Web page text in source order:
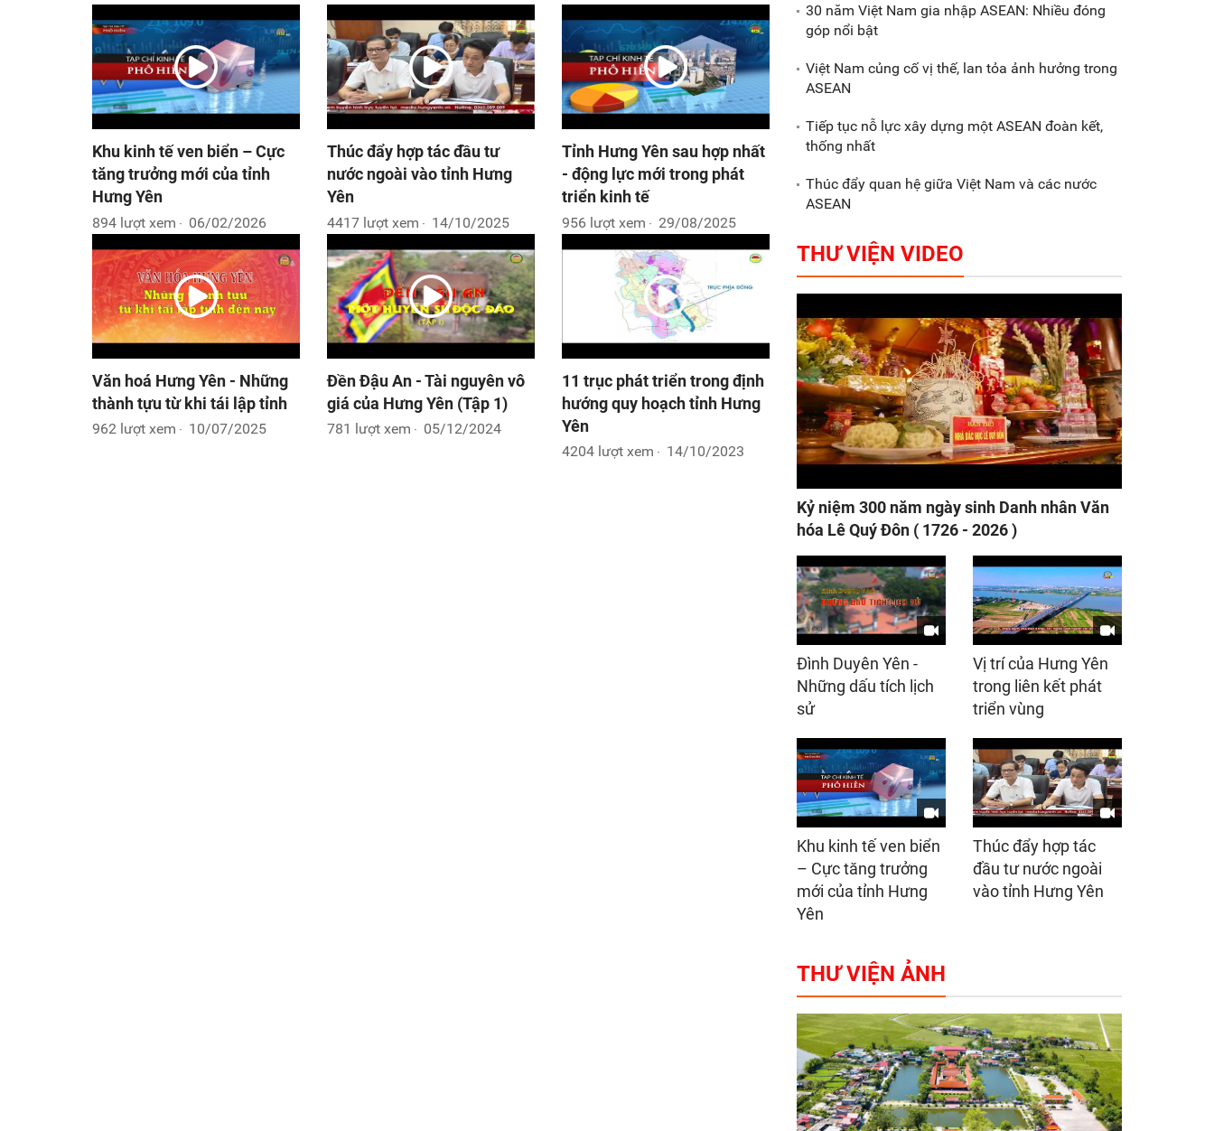
Khu kinh tế ven biển – Cực
tăng trưởng mới của tỉnh
Hưng Yên
894 lượt xem 06/02/2026
Thúc đẩy hợp tác đầu tư
nước ngoài vào tỉnh Hưng
Yên
4417 lượt xem 14/10/2025
Tỉnh Hưng Yên sau hợp nhất
- động lực mới trong phát
triển kinh tế
956 lượt xem 29/08/2025
Văn hoá Hưng Yên - Những
thành tựu từ khi tái lập tỉnh
962 lượt xem 10/07/2025
Đền Đậu An - Tài nguyên vô
giá của Hưng Yên (Tập 1)
781 lượt xem 05/12/2024
11 trục phát triển trong định
hướng quy hoạch tỉnh Hưng
Yên
4204 lượt xem 14/10/2023
các doanh nghiệp,
doanh nghiệp
30 năm Việt Nam gia nhập ASEAN: Nhiều đóng
góp nổi bật
Việt Nam củng cố vị thế, lan tỏa ảnh hưởng trong
ASEAN
Tiếp tục nỗ lực xây dựng một ASEAN đoàn kết,
thống nhất
Thúc đẩy quan hệ giữa Việt Nam và các nước
ASEAN
THƯ VIỆN VIDEO
Kỷ niệm 300 năm ngày sinh Danh nhân Văn
hóa Lê Quý Đôn ( 1726 - 2026 )
Đình Duyên Yên -
Những dấu tích lịch
sử
Vị trí của Hưng Yên
trong liên kết phát
triển vùng
Khu kinh tế ven biển
– Cực tăng trưởng
mới của tỉnh Hưng
Yên
Thúc đẩy hợp tác
đầu tư nước ngoài
vào tỉnh Hưng Yên
THƯ VIỆN ẢNH